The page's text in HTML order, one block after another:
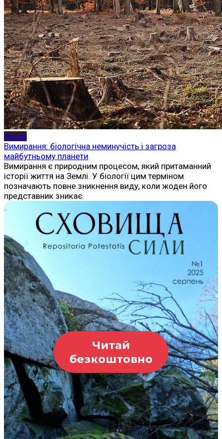
Наука
Вимирання: біологічна неминучість і загроза
майбутньому планети
Вимирання є природним процесом, який притаманний
історії життя на Землі. У біології цим терміном
позначають повне зникнення виду, коли жоден його
представник зникає.
Читай
безкоштовно